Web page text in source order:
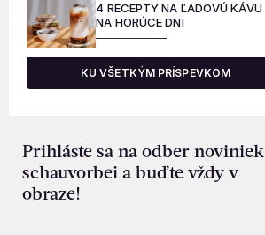
4 RECEPTY NA ĽADOVÚ KÁVU
NA HORÚCE DNI
KU VŠETKÝM PRÍSPEVKOM
Prihláste sa na odber noviniek
schauvorbei a buďte vždy v
obraze!